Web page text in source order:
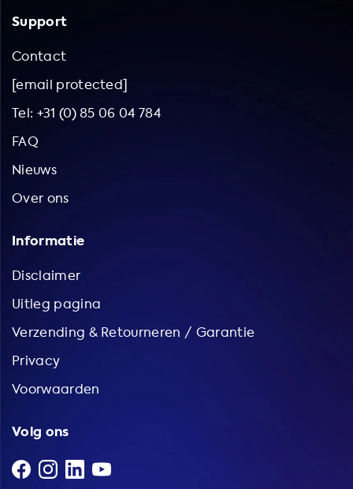
Support
Contact
[email protected]
Tel: +31 (0) 85 06 04 784
FAQ
Nieuws
Over ons
Informatie
Disclaimer
Uitleg pagina
Verzending & Retourneren / Garantie
Privacy
Voorwaarden
Volg ons